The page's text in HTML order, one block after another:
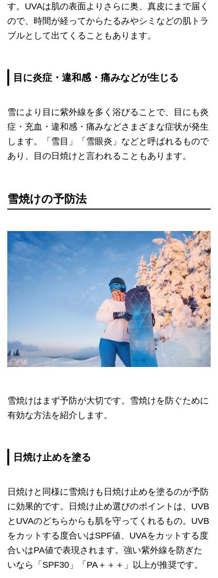
す。UVAは肌の表面よりさらに奥、真皮にまで届く
ので、時間が経ってからたるみやシミなどの肌トラ
ブルとして出てくることもあります。
目に炎症・違和感・痛みなどが生じる
雪により目に紫外線を多く浴びることで、目にも炎
症・充血・違和感・痛みなどさまざまな症状が発生
します。「雪目」「雪眼炎」などと呼ばれるもので
あり、目の日焼けと言われることもあります。
雪焼けの予防法
雪焼けはまず予防が大切です。雪焼けを防ぐために
有効な方法を紹介します。
日焼け止めを塗る
日焼けと同様に雪焼けも日焼け止めを塗るのが予防
に効果的です。日焼け止め選びのポイントは、UVB
とUVAのどちらからも肌を守ってくれるもの。UVB
をカットする度合いはSPF値、UVAをカットする度
合いはPA値で表現されます。強い紫外線を防ぎた
いなら「SPF30」「PA＋＋＋」以上が推奨です。